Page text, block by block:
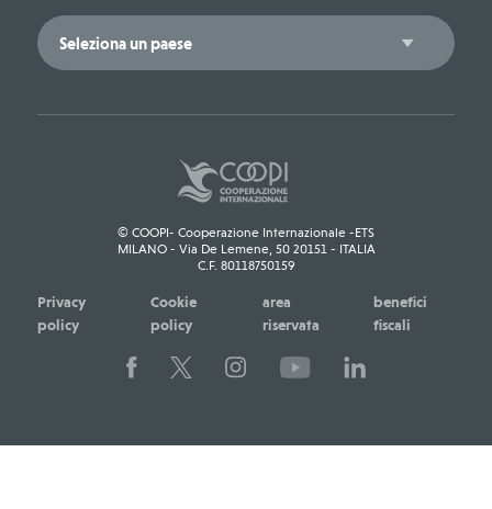
© COOPI- Cooperazione Internazionale -ETS
MILANO - Via De Lemene, 50 20151 - ITALIA
C.F. 80118750159
Privacy
policy
Cookie
policy
area
riservata
benefici
fiscali